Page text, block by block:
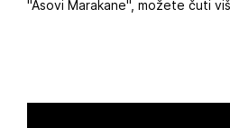
"Asovi Marakane", možete čuti